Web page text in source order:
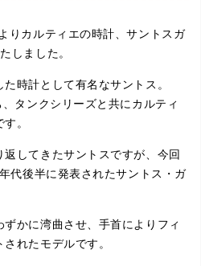
りカルティエの時計、サントスガ
しました。
時計として有名なサントス。
タンクシリーズと共にカルティ
。
してきたサントスですが、今回
代後半に発表されたサントス・ガ
かに湾曲させ、手首によりフィ
れたモデルです。